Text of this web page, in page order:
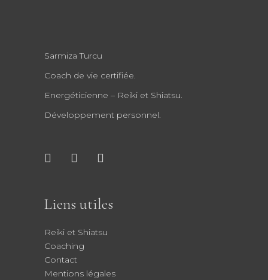
Sarmiza Turcu
Coach de vie certifiée.
Energéticienne – Reiki et Shiatsu.
Développement personnel.
Liens utiles
Reiki et Shiatsu
Coaching
Contact
Mentions légales